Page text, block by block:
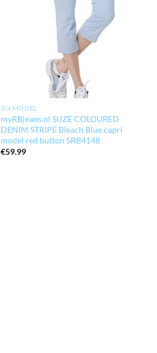
3/4 MODEL
myRBjeans.nl SUZE COLOURED
DENIM STRIPE Bleach Blue capri
model red button SRB4148
€59.99